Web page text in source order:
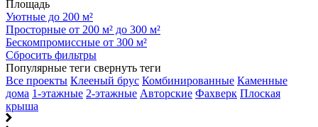
Площадь
Уютные до 200 м²
Просторные от 200 м² до 300 м²
Бескомпромиссные от 300 м²
Сбросить фильтры
Популярные теги свернуть теги
Все проекты Клееный брус Комбинированные Каменные
дома 1-этажные 2-этажные Авторские Фахверк Плоская
крыша